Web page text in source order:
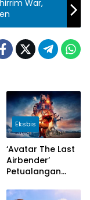
War,
Eksbis
‘Avatar The Last
Airbender’
Petualangan
Bumi